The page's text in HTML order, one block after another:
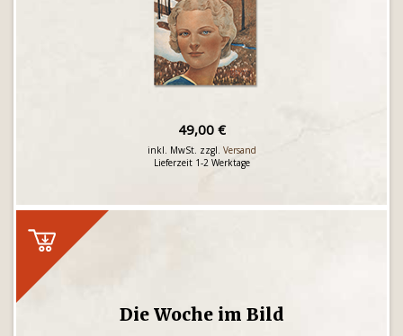
49,00 €
inkl. MwSt. zzgl. Versand
Lieferzeit 1-2 Werktage
Die Woche im Bild